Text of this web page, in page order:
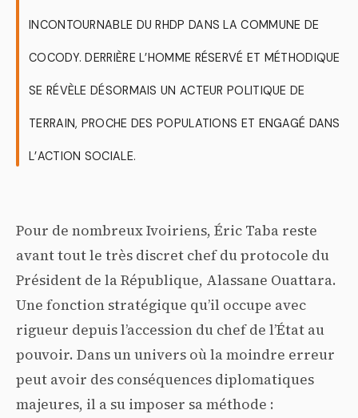
INCONTOURNABLE DU RHDP DANS LA COMMUNE DE
COCODY. DERRIÈRE L’HOMME RÉSERVÉ ET MÉTHODIQUE
SE RÉVÈLE DÉSORMAIS UN ACTEUR POLITIQUE DE
TERRAIN, PROCHE DES POPULATIONS ET ENGAGÉ DANS
L’ACTION SOCIALE.
Pour de nombreux Ivoiriens, Éric Taba reste
avant tout le très discret chef du protocole du
Président de la République, Alassane Ouattara.
Une fonction stratégique qu’il occupe avec
rigueur depuis l’accession du chef de l’État au
pouvoir. Dans un univers où la moindre erreur
peut avoir des conséquences diplomatiques
majeures, il a su imposer sa méthode :